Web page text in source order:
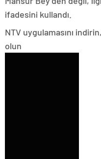
ifadesini kullandı.
NTV uygulamasını
olun